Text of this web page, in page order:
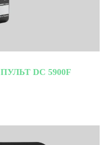
DC 5900F